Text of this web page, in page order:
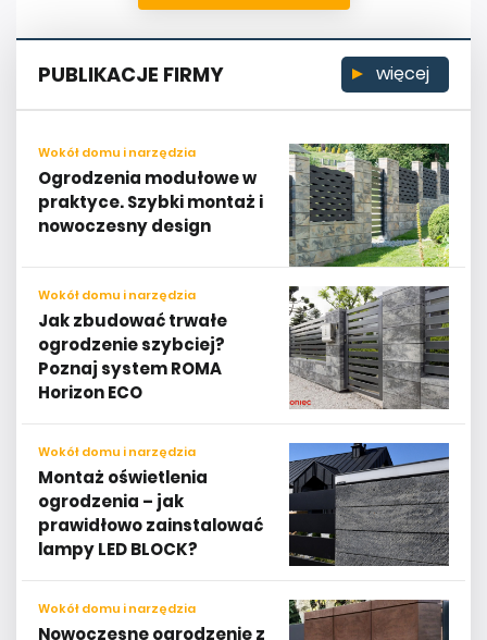
PUBLIKACJE FIRMY więcej
Wokół domu i narzędzia
Ogrodzenia modułowe w
praktyce. Szybki montaż i
nowoczesny design
Wokół domu i narzędzia
Jak zbudować trwałe
ogrodzenie szybciej?
Poznaj system ROMA
Horizon ECO
Wokół domu i narzędzia
Montaż oświetlenia
ogrodzenia – jak
prawidłowo zainstalować
lampy LED BLOCK?
Wokół domu i narzędzia
Nowoczesne ogrodzenie z